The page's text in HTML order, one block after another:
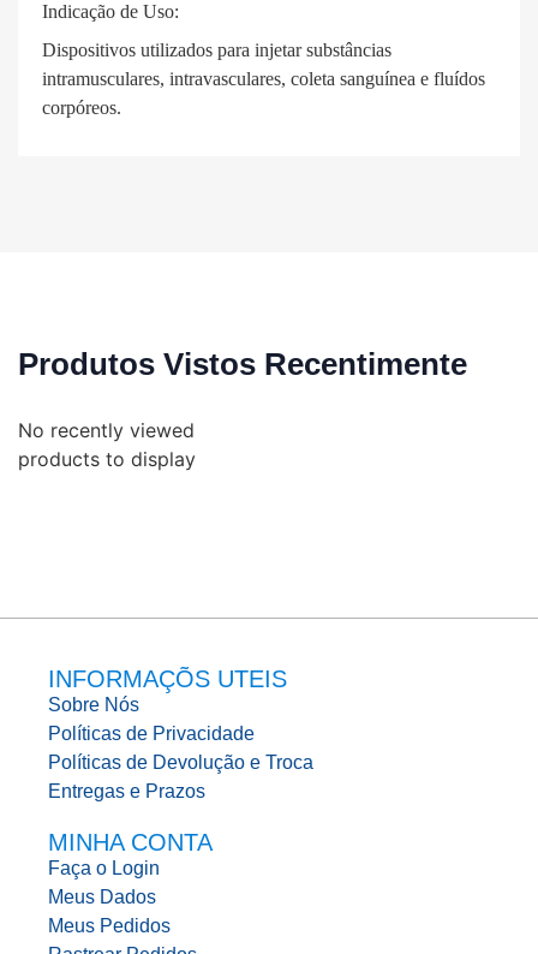
Indicação de Uso:
Dispositivos utilizados para injetar substâncias
intramusculares, intravasculares, coleta sanguínea e fluídos
corpóreos.
Produtos Vistos Recentimente
No recently viewed
products to display
INFORMAÇÕS UTEIS
Sobre Nós
Políticas de Privacidade
Políticas de Devolução e Troca
Entregas e Prazos
MINHA CONTA
Faça o Login
Meus Dados
Meus Pedidos